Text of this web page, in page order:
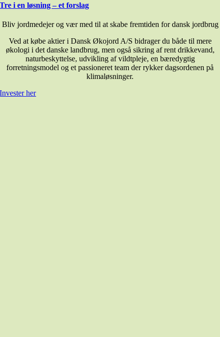
Tre i en løsning – et forslag
Bliv jordmedejer og vær med til at skabe fremtiden for dansk jordbrug
Ved at købe aktier i Dansk Økojord A/S bidrager du både til mere
økologi i det danske landbrug, men også sikring af rent drikkevand,
naturbeskyttelse, udvikling af vildtpleje, en bæredygtig
forretningsmodel og et passioneret team der rykker dagsordenen på
klimaløsninger.
Invester her